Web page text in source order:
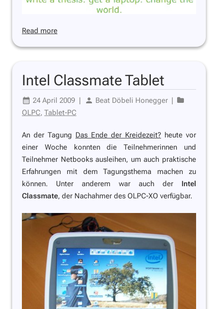
Read more
Intel Classmate Tablet
24 April 2009 | Beat Döbeli Honegger |
OLPC, Tablet-PC
An der Tagung Das Ende der Kreidezeit? heute vor
einer Woche konnten die Teilnehmerinnen und
Teilnehmer Netbooks ausleihen, um auch praktische
Erfahrungen mit dem Tagungsthema machen zu
können. Unter anderem war auch der Intel
Classmate, der Nachahmer des OLPC-XO verfügbar.